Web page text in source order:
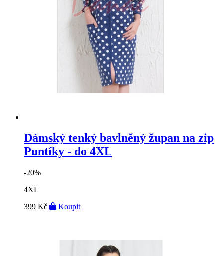
Dámský tenký bavlněný župan na zip
Puntíky - do 4XL
-20%
4XL
399 Kč
Koupit